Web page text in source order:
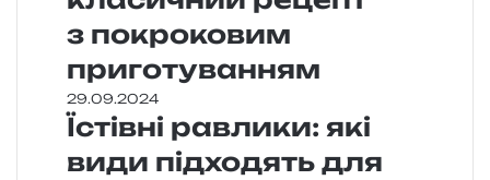
з покроковим
приготуванням
29.09.2024
Їстівні равлики: які
види підходять для